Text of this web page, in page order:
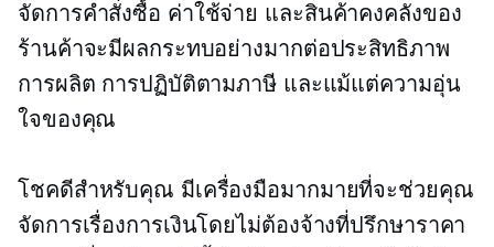
จัดการคำสั่งซื้อ ค่าใช้จ่าย และสินค้าคงคลังของ
ร้านค้าจะมีผลกระทบอย่างมากต่อประสิทธิภาพ
การผลิต การปฏิบัติตามภาษี และแม้แต่ความอุ่น
ใจของคุณ
โชคดีสำหรับคุณ มีเครื่องมือมากมายที่จะช่วยคุณ
จัดการเรื่องการเงินโดยไม่ต้องจ้างที่ปรึกษาราคา